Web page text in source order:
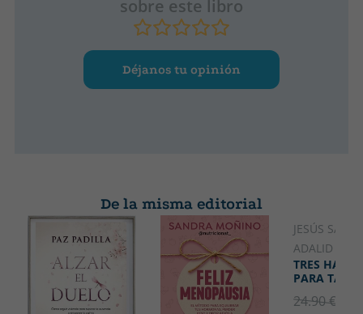
cambio no vuelva a quedarse en palabras.
sobre este libro
Déjanos tu opinión
De la misma editorial
JESÚS
ADALID
TRES
PARA
24.90 €